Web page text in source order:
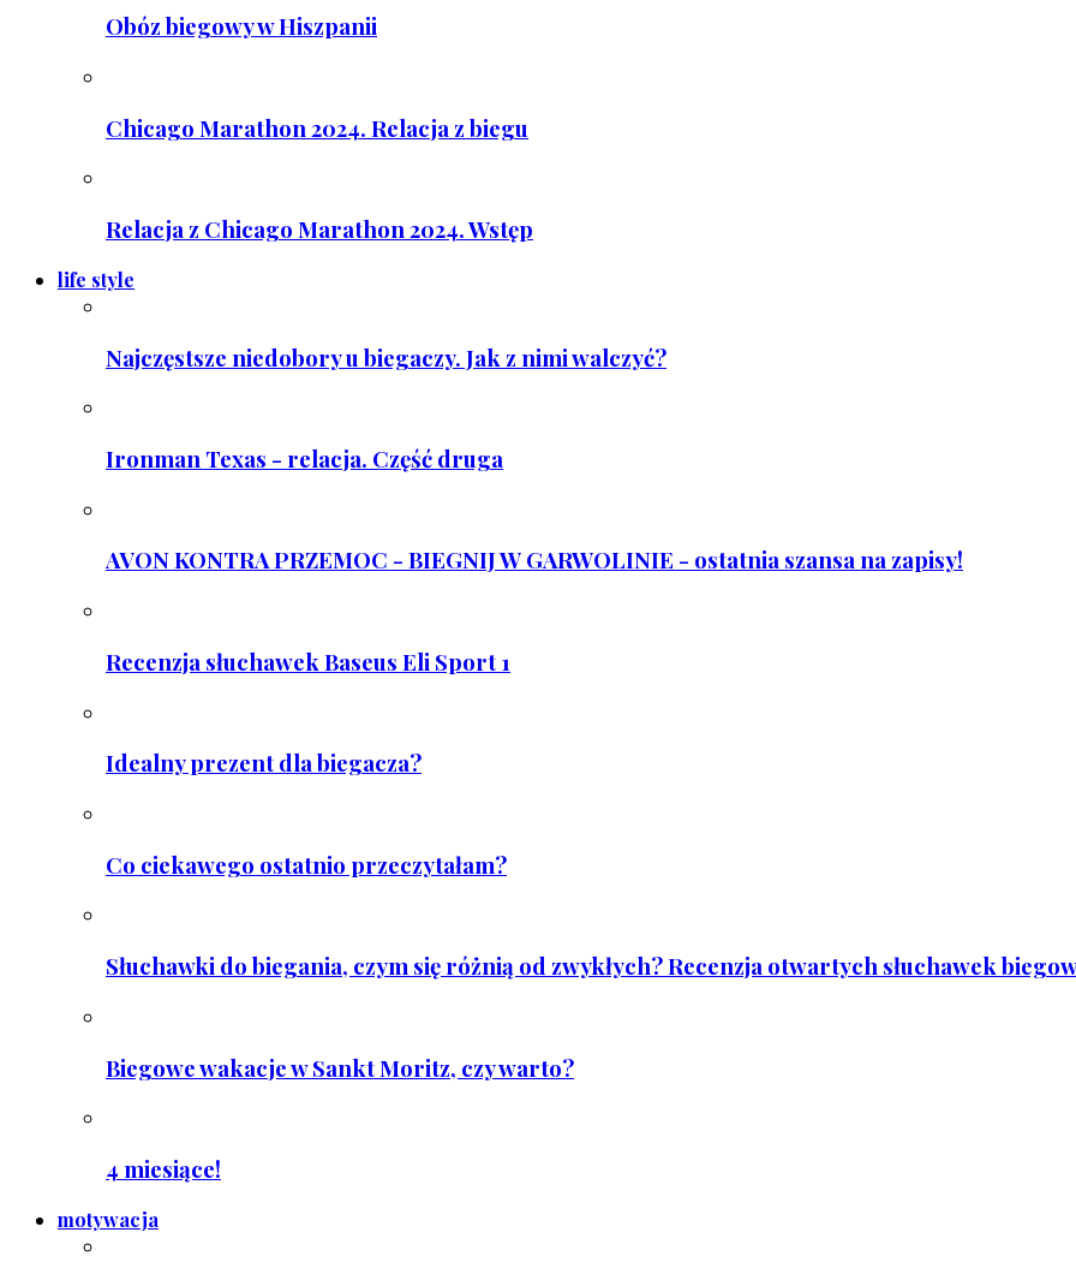
Obóz biegowy w Hiszpanii
Chicago Marathon 2024. Relacja z biegu
Relacja z Chicago Marathon 2024. Wstęp
life style
Najczęstsze niedobory u biegaczy. Jak z nimi walczyć?
Ironman Texas - relacja. Część druga
AVON KONTRA PRZEMOC - BIEGNIJ W GARWOLINIE - ostatnia szansa na zapisy!
Recenzja słuchawek Baseus Eli Sport 1
Idealny prezent dla biegacza?
Co ciekawego ostatnio przeczytałam?
Słuchawki do biegania, czym się różnią od zwykłych? Recenzja otwartych słuchawek
Biegowe wakacje w Sankt Moritz, czy warto?
4 miesiące!
motywacja